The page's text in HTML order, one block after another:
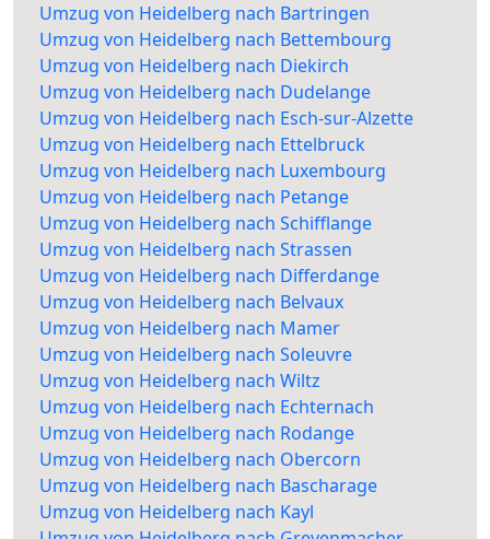
Umzug von Heidelberg nach Bartringen
Umzug von Heidelberg nach Bettembourg
Umzug von Heidelberg nach Diekirch
Umzug von Heidelberg nach Dudelange
Umzug von Heidelberg nach Esch-sur-Alzette
Umzug von Heidelberg nach Ettelbruck
Umzug von Heidelberg nach Luxembourg
Umzug von Heidelberg nach Petange
Umzug von Heidelberg nach Schifflange
Umzug von Heidelberg nach Strassen
Umzug von Heidelberg nach Differdange
Umzug von Heidelberg nach Belvaux
Umzug von Heidelberg nach Mamer
Umzug von Heidelberg nach Soleuvre
Umzug von Heidelberg nach Wiltz
Umzug von Heidelberg nach Echternach
Umzug von Heidelberg nach Rodange
Umzug von Heidelberg nach Obercorn
Umzug von Heidelberg nach Bascharage
Umzug von Heidelberg nach Kayl